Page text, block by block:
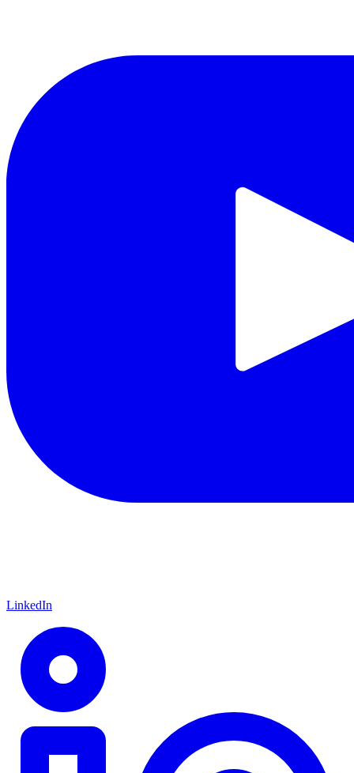
LinkedIn